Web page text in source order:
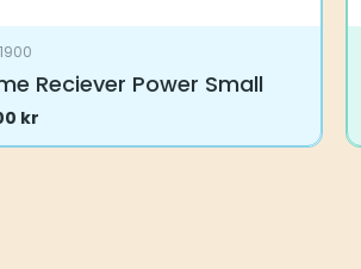
Reciever Power Small
kr